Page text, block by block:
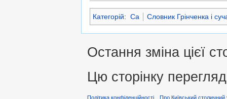
Категорій: Са Словник Грінченка і
Остання зміна цієї
Цю сторінку
Політика конфіденційності Про Київський столичний